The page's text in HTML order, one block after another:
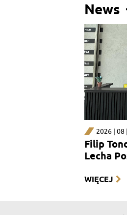
News
2026 | 08
Filip
Lecha
WIĘCEJ